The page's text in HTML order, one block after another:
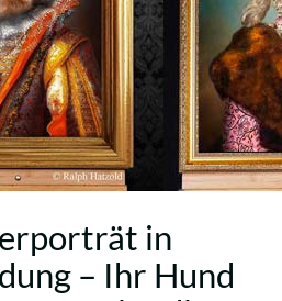
in
– Ihr Hund